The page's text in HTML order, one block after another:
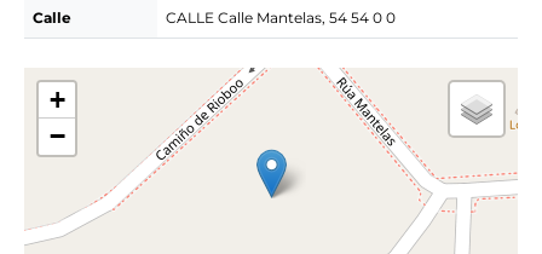
Calle CALLE Calle Mantelas, 54 54 0 0
+
−